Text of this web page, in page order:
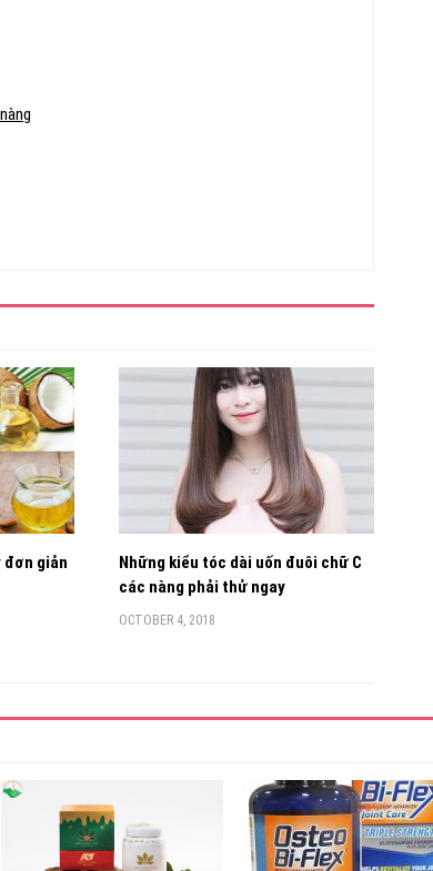
đơn giản
Những kiểu tóc dài uốn đuôi chữ C
các nàng phải thử ngay
OCTOBER 4, 2018